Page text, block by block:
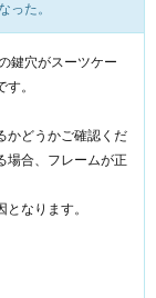
った。
鍵穴がスーツケー
。
かどうかご確認くだ
場合、フレームが正
なります。